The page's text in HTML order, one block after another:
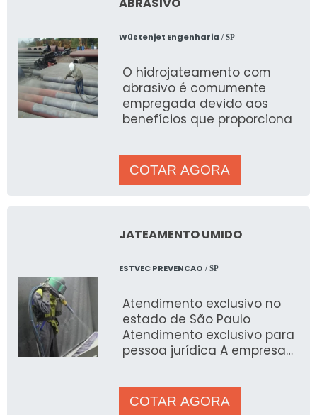
ABRASIVO
Wüstenjet Engenharia / SP
O hidrojateamento com
abrasivo é comumente
empregada devido aos
benefícios que proporciona
COTAR AGORA
JATEAMENTO UMIDO
ESTVEC PREVENCAO / SP
Atendimento exclusivo no
estado de São Paulo
Atendimento exclusivo para
pessoa jurídica A empresa
COTAR AGORA